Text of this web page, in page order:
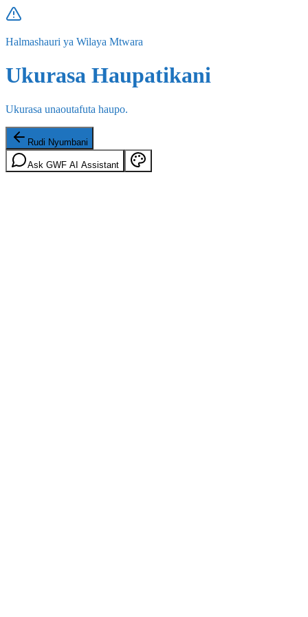
Halmashauri ya Wilaya Mtwara
Ukurasa Haupatikani
Ukurasa unaoutafuta haupo.
Rudi Nyumbani
Ask GWF AI Assistant